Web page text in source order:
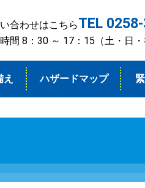
合わせはこちらTEL
間 8：30 ～ 17：15（土・日・
ハザードマップ